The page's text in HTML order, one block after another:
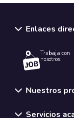
Enlaces
Trabaja con
nosotros.
Nuestros
Servicios